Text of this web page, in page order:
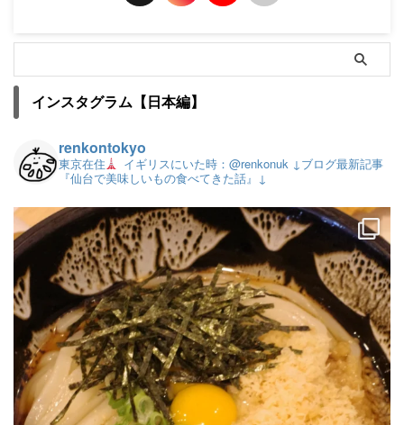
インスタグラム【日本編】
renkontokyo
東京在住 イギリスにいた時：@renkonuk ↓ブログ最新記事
『仙台で美味しいもの食べてきた話』↓